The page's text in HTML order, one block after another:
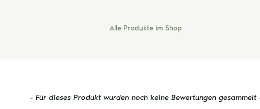
Alle Produkte im Shop
- Für dieses Produkt wurden noch keine Bewertungen gesammelt